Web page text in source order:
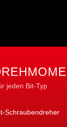
jeden Bit-Typ
Schraubendreher